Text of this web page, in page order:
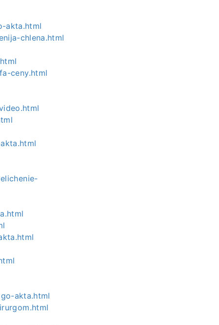
akta.html
chlena.html
ceny.html
akta.html